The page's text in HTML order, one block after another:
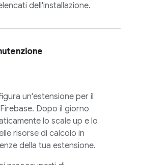
dell'installazione.
un'estensione per il
Dopo il giorno
lo scale up e lo
risorse di calcolo in
della tua estensione.